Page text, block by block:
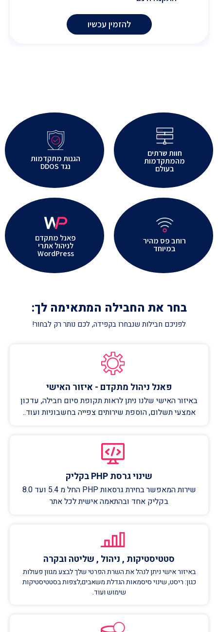
להזמין עכשיו
חוות שרתים
מהמתקדמות
בעולם
הגנות מתקדמות
נגד DDOS
רוחב פס מהיר
במיוחד
פאנל מתקדם
לניהול אתרי
WordPress
בחר את החבילה המתאימה לך:
לפניכם חבילות שנבחרו בקפידה, לכם נותר רק לבחור!
פאנל ניהול מתקדם - איזור האישי
באיזור האישי שלנו ניתן לראות תקופת סיום חבילה, עדכון
אמצעי תשלום, הוספת שירותים צפייה בחשבוניות ועוד..
שינוי גרסת PHP בקליק
שירות המאפשר בחירת גרסאות PHP החל מ 5.4 ועד 8.0
בקליק אחד ובהתאמה אישית לכל אתר
סטטיסטיקות , ניהול , שליטה ובקרה
באיזור אישי ניתן לנהל את השרת הפרטי שלך לבצע מגוון פעולות
כגון: ריסט, שינוי סיסמאות הגדלת משאבים,לצפות בסטטיסטיקות
שימוש ועוד.